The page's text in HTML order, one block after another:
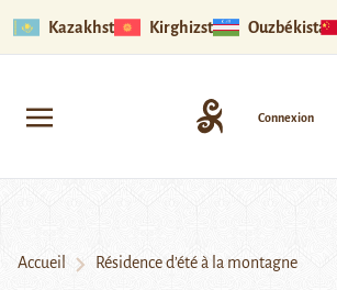
Kazakhstan Kirghizstan Ouzbékistan
Connexion
Accueil Résidence d’été à la montagne